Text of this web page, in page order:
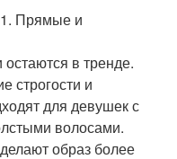
Прямые и
в тренде.
строгости и
для девушек с
волосами.
образ более